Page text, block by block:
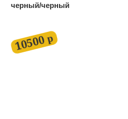
черный/черный
10500 р